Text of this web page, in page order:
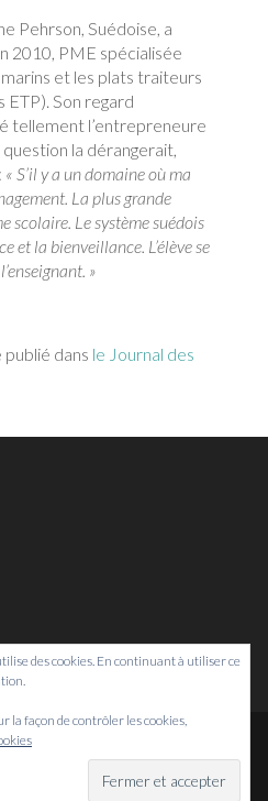
Pehrson, Suédoise, a
2010, PME spécialisée
et les plats traiteurs
ETP). Son regard
tellement l’entrepreneure
la dérangerait,
« S’il y a un domaine où ma
La plus grande
scolaire. Le système suédois
et la bienveillance. L’élève se
»
dans le Journal des
2026
des cookies. En continuant à utiliser ce
la façon de contrôler les cookies,